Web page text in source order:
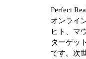
Perfect
オンライ
ヒト、マ
ターゲッ
です。次